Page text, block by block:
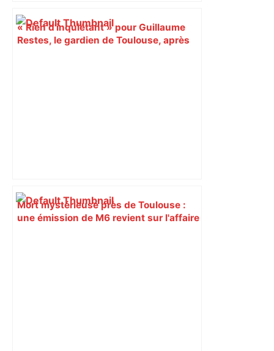
« Rien d'inquiétant » pour Guillaume
Restes, le gardien de Toulouse, après
Mort mystérieuse près de Toulouse :
une émission de M6 revient sur l'affaire